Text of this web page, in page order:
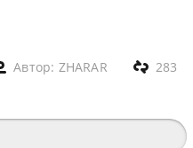
Автор: ZHARAR 283